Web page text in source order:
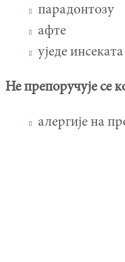
парадонтозу
афте
уједе инсеката
Не препоручује се
алергије на